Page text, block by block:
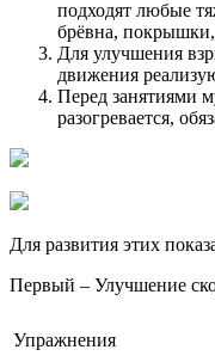
подходят любые
брёвна,
Для улучшения
движения
Перед занятиями
разогревается,
Для развития этих
Первый – Улучшение
Упражнения